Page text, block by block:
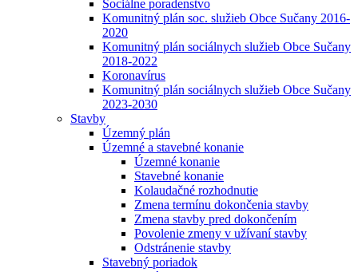
Sociálne poradenstvo
Komunitný plán soc. služieb Obce Sučany 2016-
2020
Komunitný plán sociálnych služieb Obce Sučany
2018-2022
Koronavírus
Komunitný plán sociálnych služieb Obce Sučany
2023-2030
Stavby
Územný plán
Územné a stavebné konanie
Územné konanie
Stavebné konanie
Kolaudačné rozhodnutie
Zmena termínu dokončenia stavby
Zmena stavby pred dokončením
Povolenie zmeny v užívaní stavby
Odstránenie stavby
Stavebný poriadok